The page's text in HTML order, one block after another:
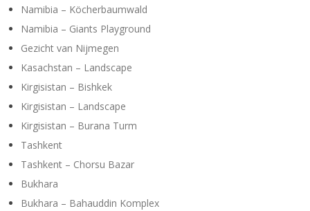
Namibia – Köcherbaumwald
Namibia – Giants Playground
Gezicht van Nijmegen
Kasachstan – Landscape
Kirgisistan – Bishkek
Kirgisistan – Landscape
Kirgisistan – Burana Turm
Tashkent
Tashkent – Chorsu Bazar
Bukhara
Bukhara – Bahauddin Komplex